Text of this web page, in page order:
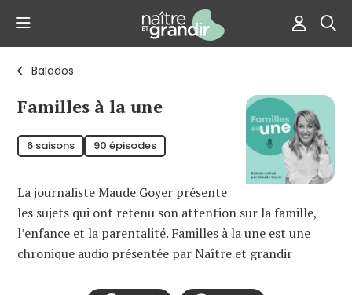
Balados
Familles à la une
6 saisons 90 épisodes
La journaliste Maude Goyer présente
les sujets qui ont retenu son attention sur la famille,
l’enfance et la parentalité. Familles à la une est une
chronique audio présentée par Naître et grandir